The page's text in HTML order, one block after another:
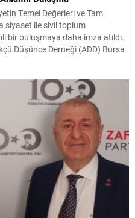
Temel Değerleri ve Tam
siyaset ile sivil toplum
bir buluşmaya daha imza atıldı.
Düşünce Derneği (ADD) Bursa
Türkiye
temel değerleri,